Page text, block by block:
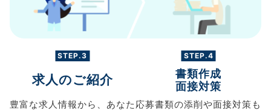
STEP.3
求人のご紹介
豊富な求人情報から、 あなた
STEP.4
書類作成
面接対策
応募書類の添削や面接対策も